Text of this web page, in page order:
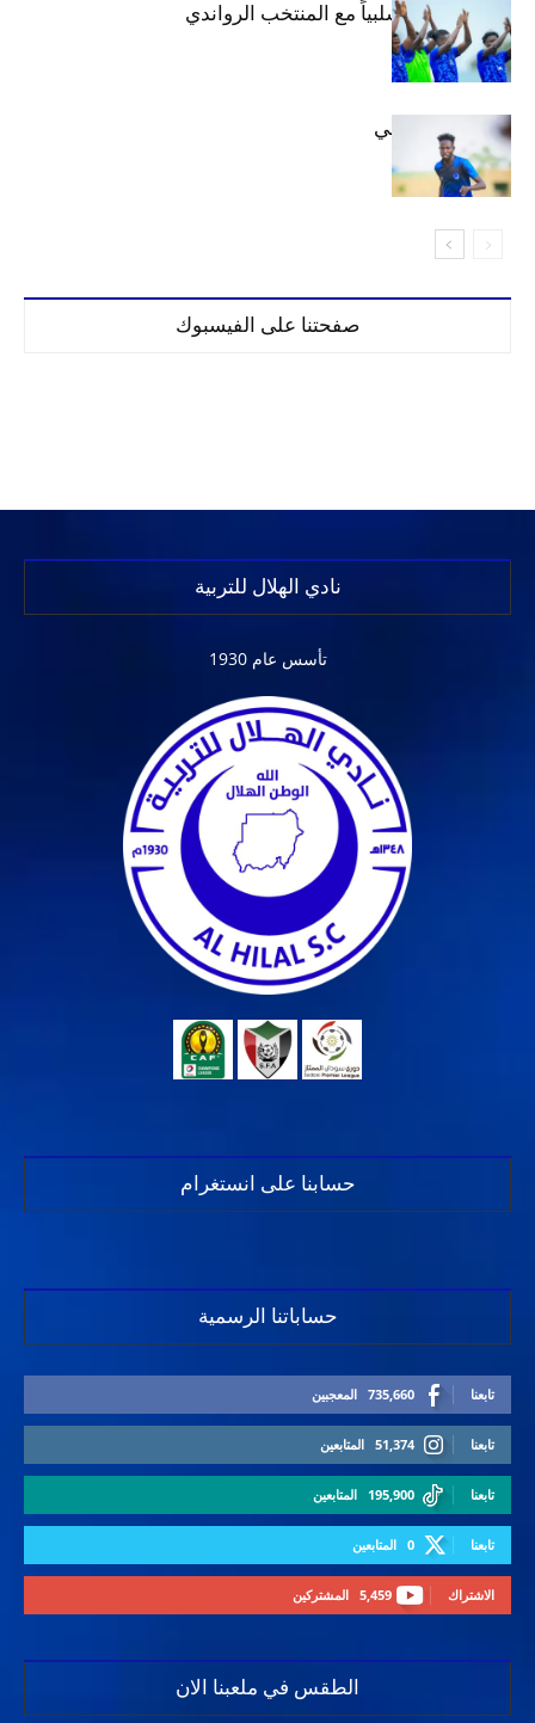
الهلال يتعادل سلبياً مع المنتخب الرواندي
إعدادياً
كنن يصل كيجالي
صفحتنا على الفيسبوك
نادي الهلال للتربية
تأسس عام 1930
حسابنا على انستغرام
حساباتنا الرسمية
735,660 المعجبين تابعنا
51,374 المتابعين تابعنا
195,900 المتابعين تابعنا
0 المتابعين تابعنا
5,459 المشتركين الاشتراك
الطقس في ملعبنا الان